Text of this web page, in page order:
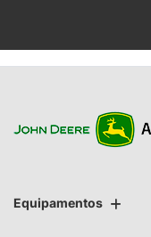
Equipamentos